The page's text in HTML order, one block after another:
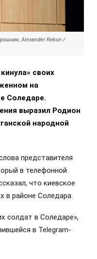
Alexander Rekun /
своих
на
Соледаре.
выразил Родион
народной
представителя
в телефонной
что киевское
в районе Соледара.
солдат в Соледаре»,
в Telegram-